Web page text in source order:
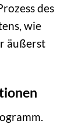
des
wie
äußerst